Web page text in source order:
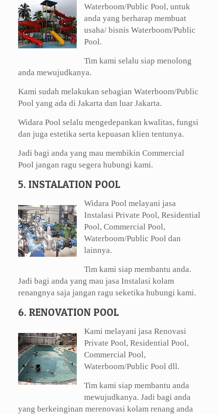
Waterboom/Public Pool, untuk
anda yang berharap membuat
usaha/ bisnis Waterboom/Public
Pool.
Tim kami selalu siap menolong
anda mewujudkanya.
Kami sudah melakukan sebagian Waterboom/Public
Pool yang ada di Jakarta dan luar Jakarta.
Widara Pool selalu mengedepankan kwalitas, fungsi
dan juga estetika serta kepuasan klien tentunya.
Jadi bagi anda yang mau membikin Commercial
Pool jangan ragu segera hubungi kami.
5. INSTALATION POOL
Widara Pool melayani jasa
Instalasi Private Pool, Residential
Pool, Commercial Pool,
Waterboom/Public Pool dan
lainnya.
Tim kami siap membantu anda.
Jadi bagi anda yang mau jasa Instalasi kolam
renangnya saja jangan ragu seketika hubungi kami.
6. RENOVATION POOL
Kami melayani jasa Renovasi
Private Pool, Residential Pool,
Commercial Pool,
Waterboom/Public Pool dll.
Tim kami siap membantu anda
mewujudkanya. Jadi bagi anda
yang berkeinginan merenovasi kolam renang anda